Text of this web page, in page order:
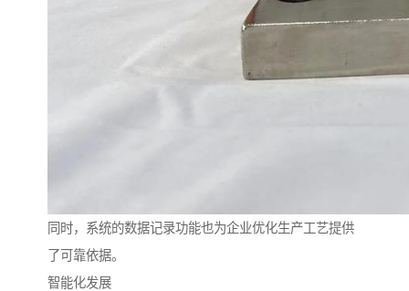
同时，系统的数据记录功能也为企业优化生产工艺提供
了可靠依据。
智能化发展